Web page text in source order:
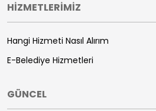
HİZMETLERİMİZ
Hangi Hizmeti Nasıl Alırım
E-Belediye Hizmetleri
GÜNCEL